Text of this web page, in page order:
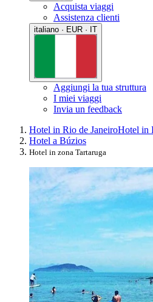
Acquista viaggi
Assistenza clienti
italiano · EUR · IT
Aggiungi la tua struttura
I miei viaggi
Invia un feedback
Hotel in Rio de JaneiroHotel in
Hotel a Búzios
Hotel in zona Tartaruga